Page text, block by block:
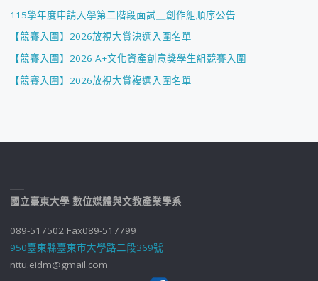
115學年度申請入學第二階段面試＿創作組順序公告
【競賽入圍】2026放視大賞決選入圍名單
【競賽入圍】2026 A+文化資產創意獎學生組競賽入圍
【競賽入圍】2026放視大賞複選入圍名單
國立臺東大學 數位媒體與文教產業學系
089-517502 Fax089-517799
950臺東縣臺東市大學路二段369號
nttu.eidm@gmail.com